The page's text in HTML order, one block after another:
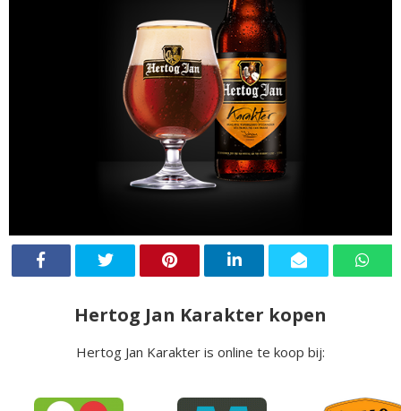
Hertog Jan Karakter kopen
Hertog Jan Karakter is online te koop bij: